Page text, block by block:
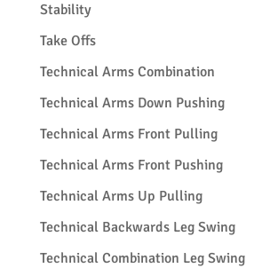
Stability
Take Offs
Technical Arms Combination
Technical Arms Down Pushing
Technical Arms Front Pulling
Technical Arms Front Pushing
Technical Arms Up Pulling
Technical Backwards Leg Swing
Technical Combination Leg Swing